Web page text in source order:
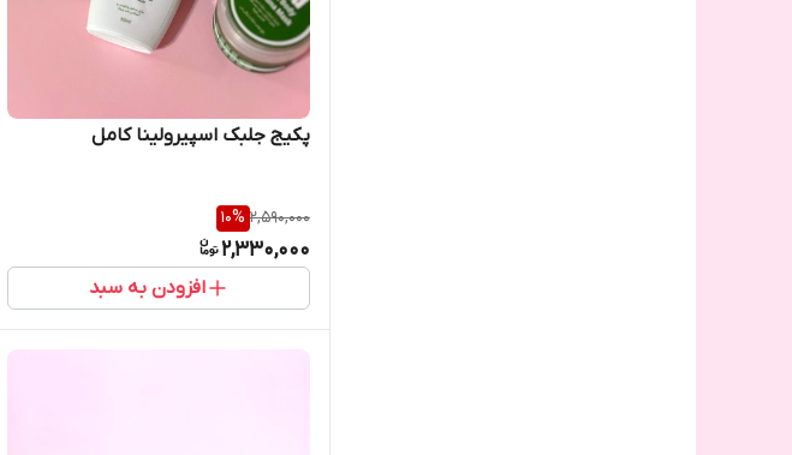
پکیج جلبک اسپیرولینا‌ کامل
2,590,000
10%
2,330,000
افزودن به سبد